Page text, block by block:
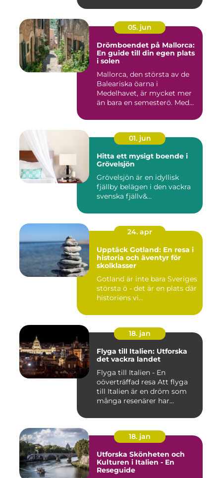
05. jun
Drömboendet på Mallorca:
En guide till din egen plats
i solen
Mallorca, den största av de
Baleariska öarna i
Medelhavet, är mycket mer
än bara en semesterö. Med
01. jun
Hitta ett mysigt boende i
Grövelsjön
Grövelsjön är en idyllisk
fjällby belägen i den vackra
svenska fjällv&...
24. apr
Upptäck Gotland: En resa i
historia och äventyr för
skolklasser
Gotland är inte bara Sveriges
största ö - det är en plats där
historiens vi...
18. jan
Flyga till Italien: Utforska
det vackra landet
Flyga till Italien - En
oöverträffad resa Att flyga
till Italien är en dröm som
många resenärer har...
18. jan
Utforska Skönheten och
Kulturen i Italien - En
Reseguide